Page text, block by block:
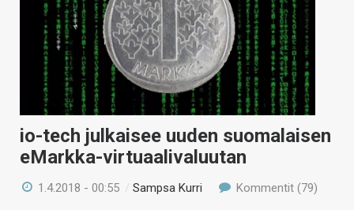
io-tech julkaisee uuden suomalaisen
eMarkka-virtuaalivaluutan
1.4.2018 - 00:55 /Sampsa Kurri Kommentit (79)